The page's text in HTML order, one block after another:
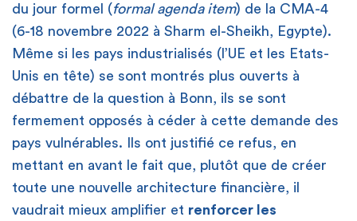
du jour formel (formal agenda item) de la CMA-4
(6-18 novembre 2022 à Sharm el-Sheikh, Egypte).
Même si les pays industrialisés (l’UE et les Etats-
Unis en tête) se sont montrés plus ouverts à
débattre de la question à Bonn, ils se sont
fermement opposés à céder à cette demande des
pays vulnérables. Ils ont justifié ce refus, en
mettant en avant le fait que, plutôt que de créer
toute une nouvelle architecture financière, il
vaudrait mieux amplifier et renforcer les